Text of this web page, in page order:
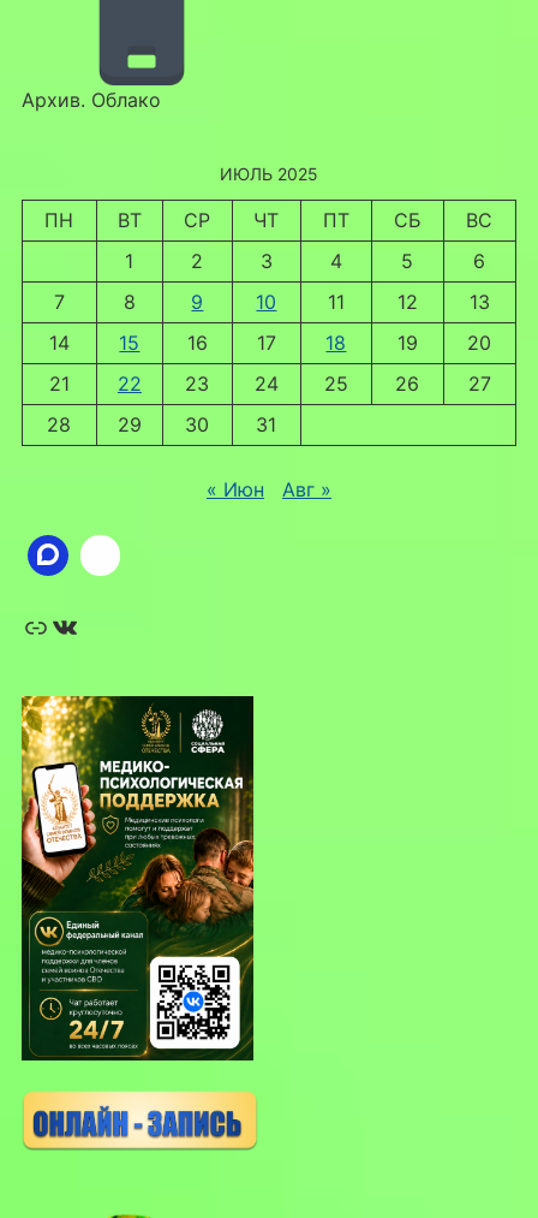
Архив. Облако
ИЮЛЬ 2025
ПН ВТ СР ЧТ ПТ СБ
ВС
1
2 3 4 5
6
7
8 9 10 11 12
13
14
15 16 17 18 19
20
21
22 23 24 25 26
27
28
29 30 31
« Июн Авг »